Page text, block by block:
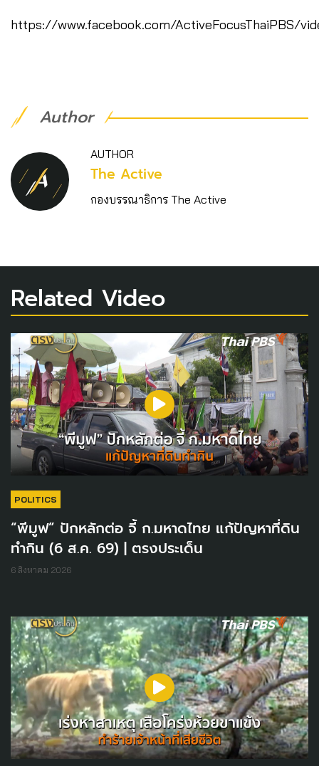
https://www.facebook.com/ActiveFocusThaiPBS/
Author
AUTHOR
The Active
กองบรรณาธิการ The Active
Related Video
POLITICS
“พีมูฟ” ปักหลักต่อ จี้ ก.มหาดไทย แก้ปัญหาที่ดิน
ทำกิน (6 ส.ค. 69) | ตรงประเด็น
6 สิงหาคม 2026